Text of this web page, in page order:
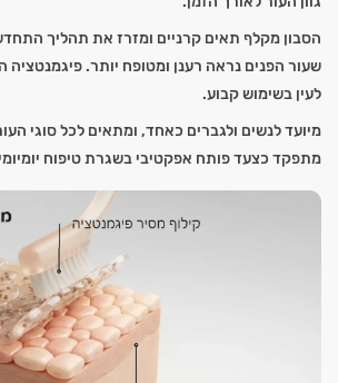
הסבון מקלף תאים קרניים ומזרז את תהליך
שעור הפנים נראה רענן ומטופח יותר.
לעין בשימוש קבוע.
מיועד לנשים ולגברים כאחד, ומתאים לכל סוגי
מתפקד כצעד פותח אפקטיבי בשגרת טיפוח